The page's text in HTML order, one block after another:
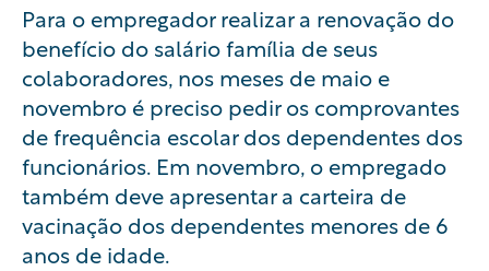
Para o empregador realizar a renovação do
benefício do salário família de seus
colaboradores, nos meses de maio e
novembro é preciso pedir os comprovantes
de frequência escolar dos dependentes dos
funcionários. Em novembro, o empregado
também deve apresentar a carteira de
vacinação dos dependentes menores de 6
anos de idade.